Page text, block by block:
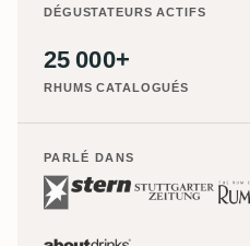
DÉGUSTATEURS ACTIFS
25 000+
RHUMS CATALOGUÉS
PARLÉ DANS